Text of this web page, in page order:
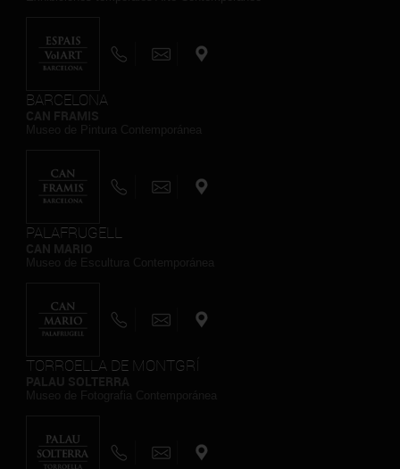
BARCELONA
PALAFRUGELL
TORROELLA DE MONTGRÍ